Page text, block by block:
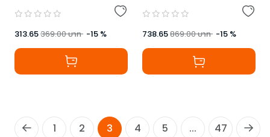
313.65369.00บาท -15 % 738.65869.00บาท -15 %
1 2 3 4 5 ... 47